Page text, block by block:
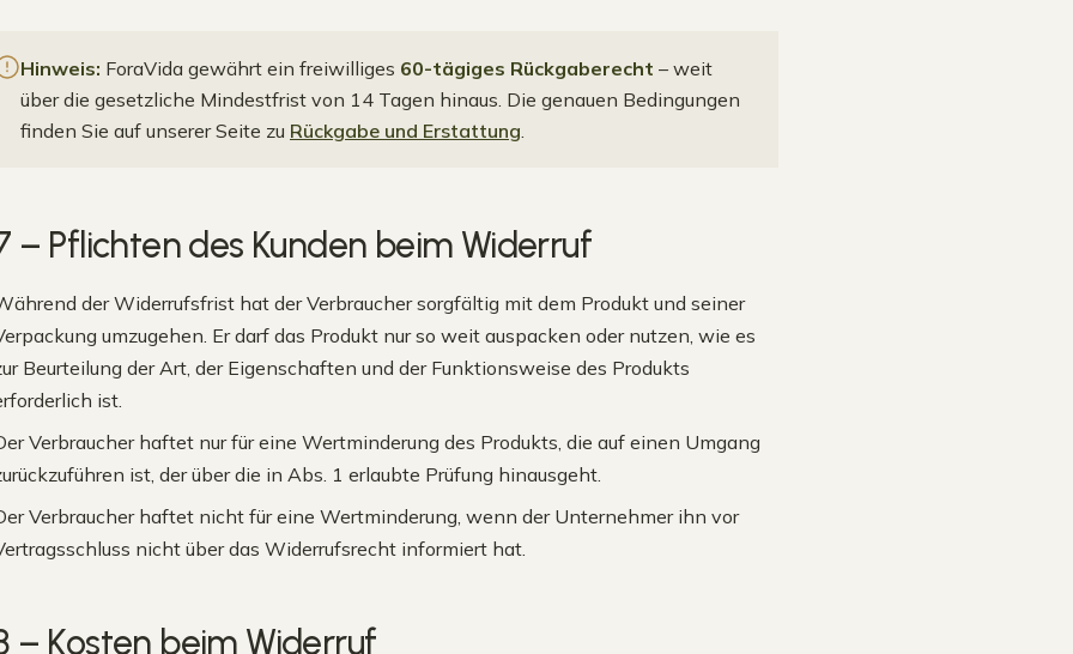
Hinweis: ForaVida gewährt ein freiwilliges 60-tägiges Rückgaberecht – weit
über die gesetzliche Mindestfrist von 14 Tagen hinaus. Die genauen Bedingungen
finden Sie auf unserer Seite zu Rückgabe und Erstattung.
– Pflichten des Kunden beim Widerruf
der Widerrufsfrist hat der Verbraucher sorgfältig mit dem Produkt und seiner
umzugehen. Er darf das Produkt nur so weit auspacken oder nutzen, wie es
Beurteilung der Art, der Eigenschaften und der Funktionsweise des Produkts
ist.
Verbraucher haftet nur für eine Wertminderung des Produkts, die auf einen Umgang
ist, der über die in Abs. 1 erlaubte Prüfung hinausgeht.
Verbraucher haftet nicht für eine Wertminderung, wenn der Unternehmer ihn vor
nicht über das Widerrufsrecht informiert hat.
– Kosten beim Widerruf